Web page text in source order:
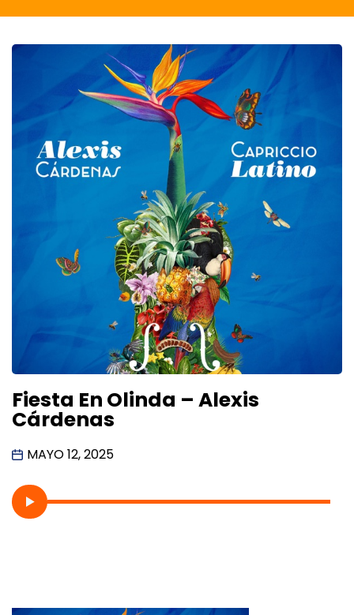
Fiesta En Olinda – Alexis
Cárdenas
MAYO 12, 2025